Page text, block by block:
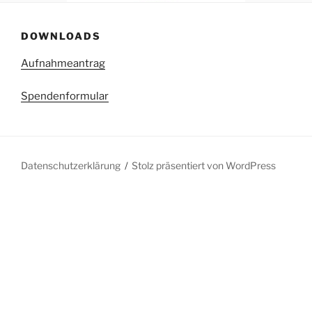
DOWNLOADS
Aufnahmeantrag
Spendenformular
Datenschutzerklärung Stolz präsentiert von WordPress